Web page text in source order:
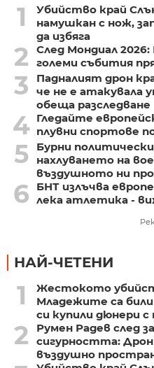
1
Убийство край
намушкан с нож,
да избяга
2
След Мондиал
големи събития
3
Падналият дрон
че не е атакувала
обеща разследване
4 Гледайте
плувни спортове
5
Бурни
нахлуването на
въздушното ни
6
БНТ излъчва
лека атлетика -
НАЙ-ЧЕТЕНИ
1
Жестокото
Младежите са били
си купили дюнери
2
Румен Радев след
сигурността: Дрон
въздушно